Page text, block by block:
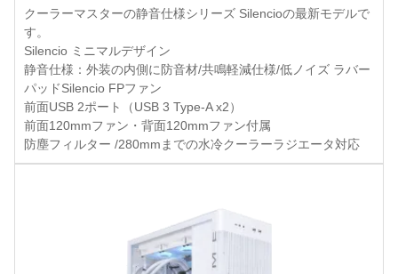
クーラーマスターの静音仕様シリーズ Silencioの最新モデルで
す。
Silencio ミニマルデザイン
静音仕様：外装の内側に防音材/共鳴軽減仕様/低ノイズ ラバー
パッドSilencio FPファン
前面USB 2ポート（USB 3 Type-A x2）
前面120mmファン・背面120mmファン付属
防塵フィルター /280mmまでの水冷クーラーラジエータ対応